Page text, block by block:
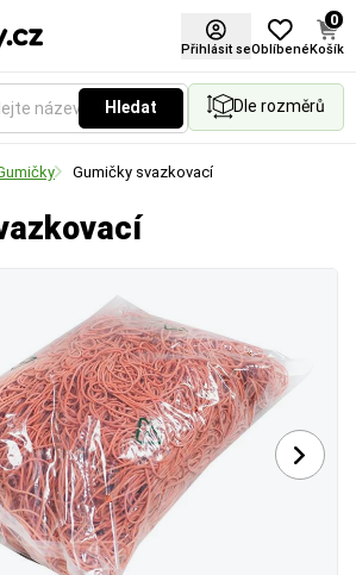
Přihlásit seOblíbené
0
Košík
Hledat Dle rozměrů
Gumičky svazkovací